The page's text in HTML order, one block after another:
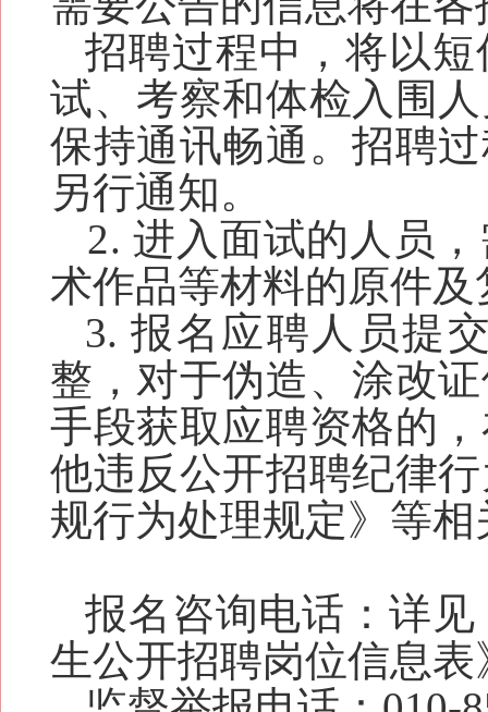
招聘过程中，将以
试、考察和体检入围
保持通讯畅通。招聘
另行通知。
2.进入面试的人员
术作品等材料的原件及
3. 报名应聘人员提
整，对于伪造、涂改
手段获取应聘资格的
他违反公开招聘纪律
规行为处理规定》等
报名咨询电话：详
生公开招聘岗位信息表